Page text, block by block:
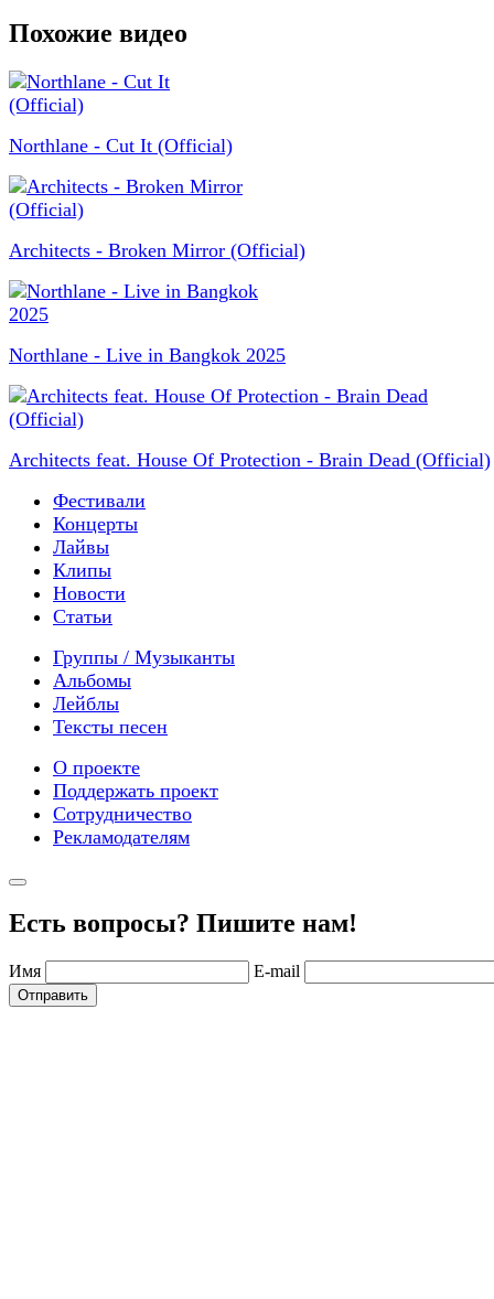
Похожие видео
Northlane - Cut It (Official)
Architects - Broken Mirror (Official)
Northlane - Live in Bangkok 2025
Architects feat. House Of Protection - Brain Dead (Official)
Фестивали
Концерты
Лайвы
Клипы
Новости
Статьи
Группы / Музыканты
Альбомы
Лейблы
Тексты песен
О проекте
Поддержать проект
Сотрудничество
Рекламодателям
Есть вопросы? Пишите нам!
Имя E-mail